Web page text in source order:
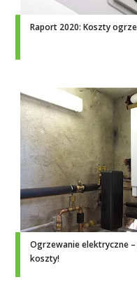
Raport 2020: Koszty
Ogrzewanie elektryczne
koszty!